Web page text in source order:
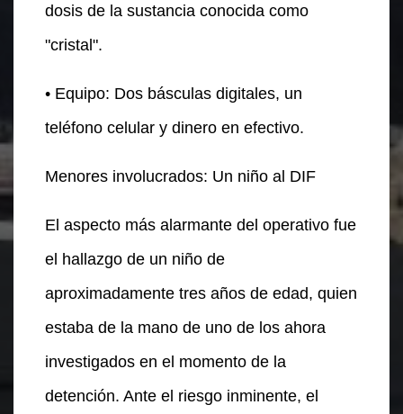
dosis de la sustancia conocida como
"cristal".
• Equipo: Dos básculas digitales, un
teléfono celular y dinero en efectivo.
Menores involucrados: Un niño al DIF
El aspecto más alarmante del operativo fue
el hallazgo de un niño de
aproximadamente tres años de edad, quien
estaba de la mano de uno de los ahora
investigados en el momento de la
detención. Ante el riesgo inminente, el